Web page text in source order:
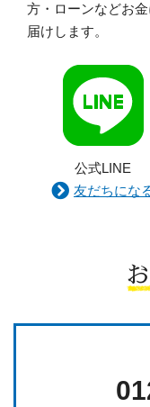
方・ローンなどお
届けします。
公式LINE
友だちにな